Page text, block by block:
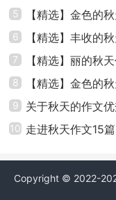
机。我爱你！我要
绘！
秋天的高中作文 篇3
一阵习习的秋
雾笼罩了。这雨真
不乏稳重;不像夏雨
阳，似乎还没有从
5 【精选】金色的
6 【精选】丰收的
7 【精选】丽的秋
8 【精选】金色的
9 关于秋天的作文优
10 走进秋天作文15
Copyright © 2022-